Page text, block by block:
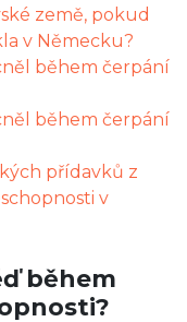
země, pokud
v Německu?
během čerpání
během čerpání
přídavků z
v
během